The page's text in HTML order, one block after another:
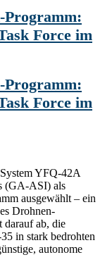
Force im
Force im
YFQ-42A
(GA-ASI) als
ausgewählt – ein
Drohnen-
darauf ab, die
in stark bedrohten
autonome